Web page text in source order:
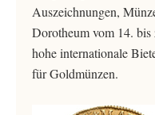
Auszeichnungen,
Dorotheum vom 14.
hohe internationale
für Goldmünzen.